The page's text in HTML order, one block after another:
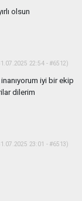
olsun
22:54 - #6512)
iyi bir ekip
dilerim
23:01 - #6513)